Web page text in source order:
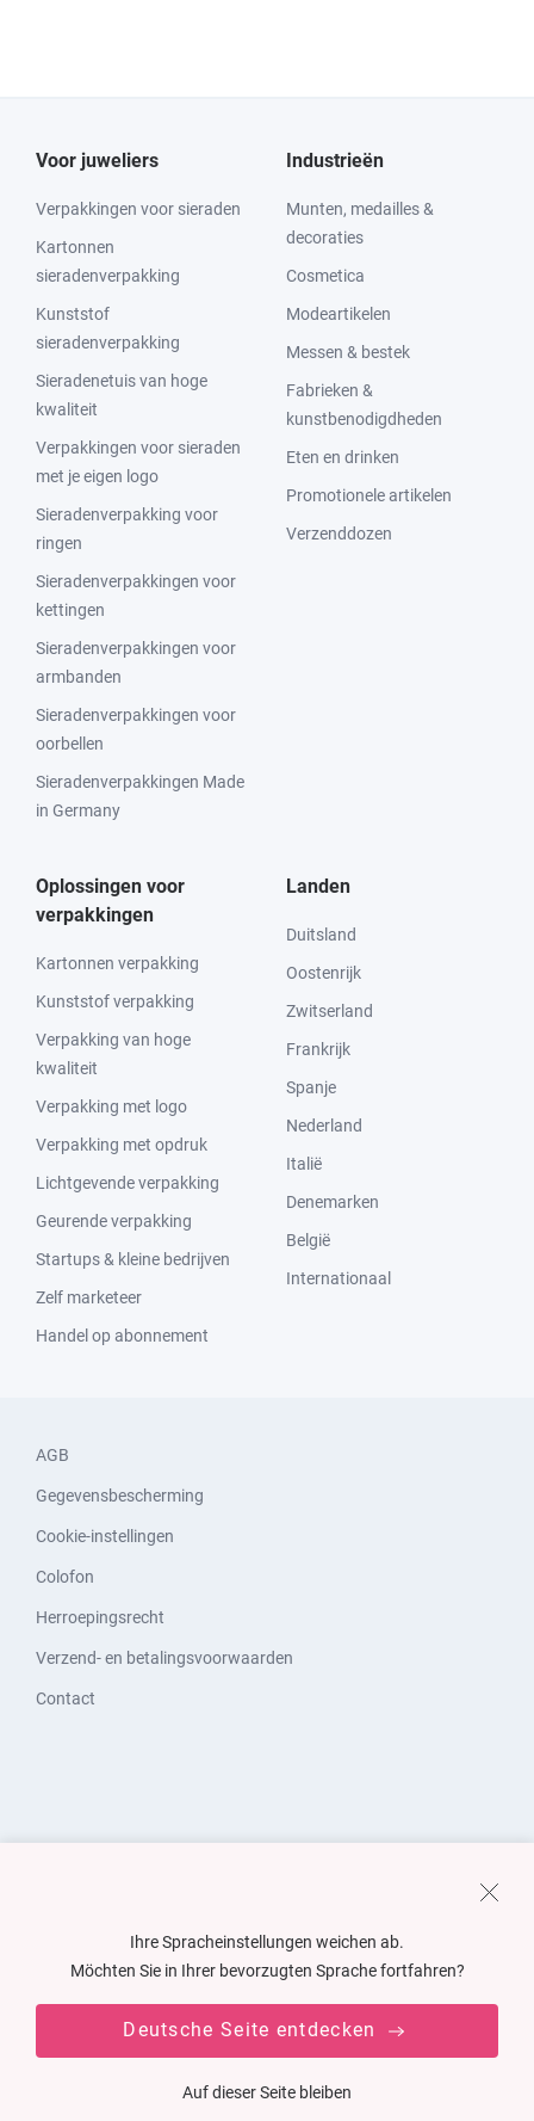
Voor juweliers
Verpakkingen voor sieraden
Kartonnen
sieradenverpakking
Kunststof
sieradenverpakking
Sieradenetuis van hoge
kwaliteit
Verpakkingen voor sieraden
met je eigen logo
Sieradenverpakking voor
ringen
Sieradenverpakkingen voor
kettingen
Sieradenverpakkingen voor
armbanden
Sieradenverpakkingen voor
oorbellen
Sieradenverpakkingen Made
in Germany
Industrieën
Munten, medailles &
decoraties
Cosmetica
Modeartikelen
Messen & bestek
Fabrieken &
kunstbenodigdheden
Eten en drinken
Promotionele artikelen
Verzenddozen
Oplossingen voor
verpakkingen
Kartonnen verpakking
Kunststof verpakking
Verpakking van hoge
kwaliteit
Verpakking met logo
Verpakking met opdruk
Lichtgevende verpakking
Geurende verpakking
Startups & kleine bedrijven
Zelf marketeer
Handel op abonnement
Landen
Duitsland
Oostenrijk
Zwitserland
Frankrijk
Spanje
Nederland
Italië
Denemarken
België
Internationaal
AGB
Gegevensbescherming
Cookie-instellingen
Colofon
Herroepingsrecht
Verzend- en betalingsvoorwaarden
Contact
Ihre Spracheinstellungen weichen ab.
Möchten Sie in Ihrer bevorzugten Sprache fortfahren?
Deutsche Seite entdecken
Auf dieser Seite bleiben